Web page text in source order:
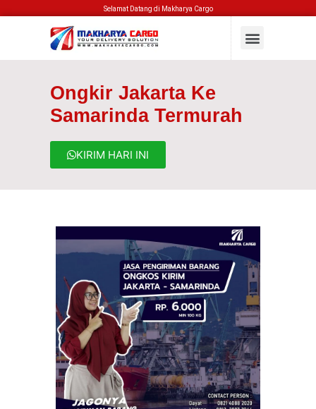
Selamat Datang di Makharya Cargo
Ongkir Jakarta Ke
Samarinda Termurah
KIRIM HARI INI